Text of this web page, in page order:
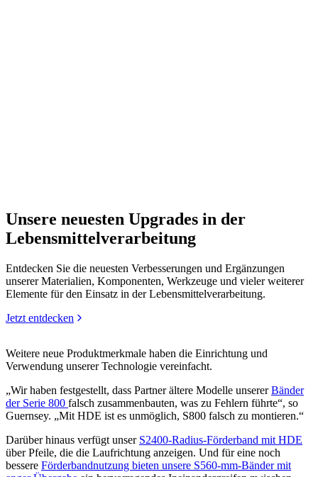
Unsere neuesten Upgrades in der
Lebensmittelverarbeitung
Entdecken Sie die neuesten Verbesserungen und Ergänzungen
unserer Materialien, Komponenten, Werkzeuge und vieler weiterer
Elemente für den Einsatz in der Lebensmittelverarbeitung.
Jetzt entdecken
Weitere neue Produktmerkmale haben die Einrichtung und
Verwendung unserer Technologie vereinfacht.
„Wir haben festgestellt, dass Partner ältere Modelle unsererBänder
der Serie 800 falsch zusammenbauten, was zu Fehlern führte“, so
Guernsey. „Mit HDE ist es unmöglich, S800 falsch zu montieren.“
Darüber hinaus verfügt unser S2400-Radius-Förderband mit HDE
über Pfeile, die die Laufrichtung anzeigen. Und für eine noch
bessere Förderbandnutzung bieten unsere S560-mm-Bänder mit